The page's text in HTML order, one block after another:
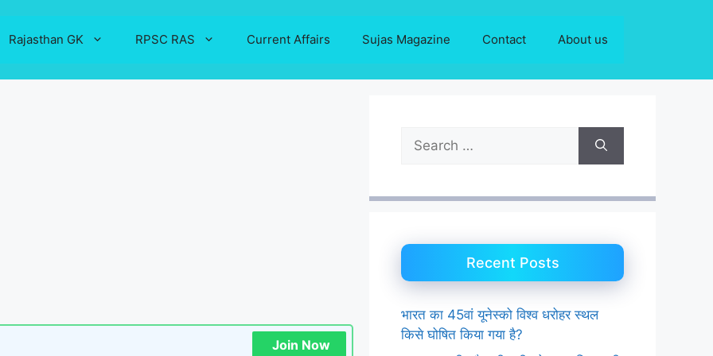
Rajasthan GK RPSC RAS Current Affairs Sujas Magazine Contact About us
Join Now
Search
for:
Recent Posts
भारत का 45वां यूनेस्को विश्व धरोहर स्थल
किसे घोषित किया गया है?